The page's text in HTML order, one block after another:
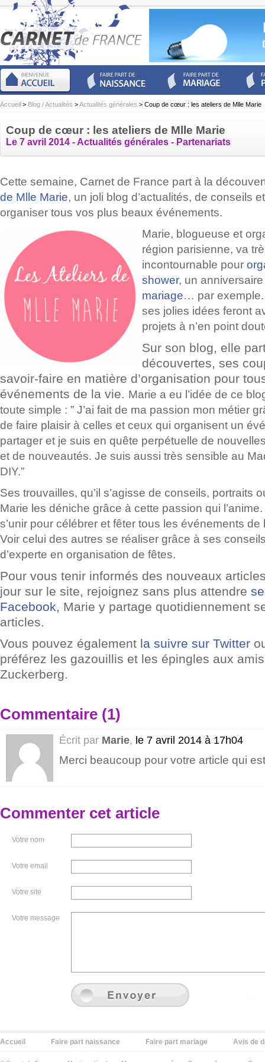
Accueil > Blog / Actualités >Actualités générales > Coup de cœur : les ateliers de Mlle Marie
Coup de cœur : les ateliers de Mlle Marie
Le 7 avril 2014 -Actualités générales - Partenariats
Cette semaine, Carnet de France part à la
de Mlle Marie, un joli blog d’actualités, de conseils
organiser tous vos plus beaux événements.
Marie, blogueuse et
région parisienne, va
incontournable pour
shower, un
mariage… par
ses jolies idées feront
projets à n’en point
Sur son blog, elle
découvertes, ses
savoir-faire en matière d’organisation pour
événements de la vie. Marie a eu l’idée de ce
toute simple : ” J’ai fait de ma passion mon métier
de faire plaisir à celles et ceux qui organisent un
partager et je suis en quête perpétuelle de
et de nouveautés. Je suis aussi très sensible au
DIY.”
Ses trouvailles, qu’il s’agisse de conseils, portraits
Marie les déniche grâce à cette passion qui
s’unir pour célébrer et fêter tous les événements
Voir celui des autres se réaliser grâce à ses
d’experte en organisation de fêtes.
Pour vous tenir informés des nouveaux
jour sur le site, rejoignez sans plus attendre
Facebook, Marie y partage quotidiennement
articles.
Vous pouvez également la suivre sur Twitter
préférez les gazouillis et les épingles aux
Zuckerberg.
Commentaire (1)
Écrit par Marie, le 7 avril 2014 à 17h04
Merci beaucoup pour votre article qui
Commenter cet article
Votre nom
Votre email
Votre site
Votre message
Accueil Faire part naissance Faire part mariage Avis de